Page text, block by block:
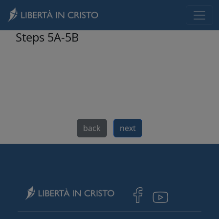
Skip to main content
Steps 5A-5B
back next
ImageImage